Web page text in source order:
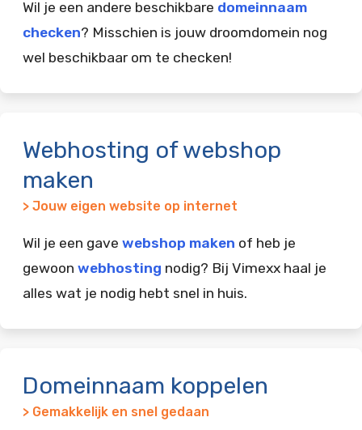
Wil je een andere beschikbare domeinnaam
checken? Misschien is jouw droomdomein nog
wel beschikbaar om te checken!
Webhosting of webshop
maken
> Jouw eigen website op internet
Wil je een gave webshop maken of heb je
gewoon webhosting nodig? Bij Vimexx haal je
alles wat je nodig hebt snel in huis.
Domeinnaam koppelen
> Gemakkelijk en snel gedaan